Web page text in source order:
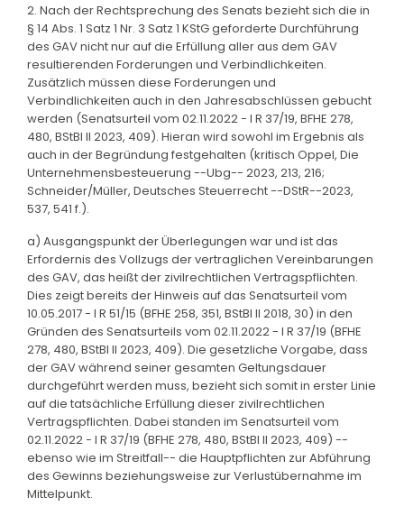
2. Nach der Rechtsprechung des Senats bezieht sich die in
§ 14 Abs. 1 Satz 1 Nr. 3 Satz 1 KStG geforderte Durchführung
des GAV nicht nur auf die Erfüllung aller aus dem GAV
resultierenden Forderungen und Verbindlichkeiten.
Zusätzlich müssen diese Forderungen und
Verbindlichkeiten auch in den Jahresabschlüssen gebucht
werden (Senatsurteil vom 02.11.2022 - I R 37/19, BFHE 278,
480, BStBl II 2023, 409). Hieran wird sowohl im Ergebnis als
auch in der Begründung festgehalten (kritisch Oppel, Die
Unternehmensbesteuerung --Ubg-- 2023, 213, 216;
Schneider/Müller, Deutsches Steuerrecht --DStR--2023,
537, 541 f.).
a) Ausgangspunkt der Überlegungen war und ist das
Erfordernis des Vollzugs der vertraglichen Vereinbarungen
des GAV, das heißt der zivilrechtlichen Vertragspflichten.
Dies zeigt bereits der Hinweis auf das Senatsurteil vom
10.05.2017 - I R 51/15 (BFHE 258, 351, BStBl II 2018, 30) in den
Gründen des Senatsurteils vom 02.11.2022 - I R 37/19 (BFHE
278, 480, BStBl II 2023, 409). Die gesetzliche Vorgabe, dass
der GAV während seiner gesamten Geltungsdauer
durchgeführt werden muss, bezieht sich somit in erster Linie
auf die tatsächliche Erfüllung dieser zivilrechtlichen
Vertragspflichten. Dabei standen im Senatsurteil vom
02.11.2022 - I R 37/19 (BFHE 278, 480, BStBl II 2023, 409) --
ebenso wie im Streitfall-- die Hauptpflichten zur Abführung
des Gewinns beziehungsweise zur Verlustübernahme im
Mittelpunkt.